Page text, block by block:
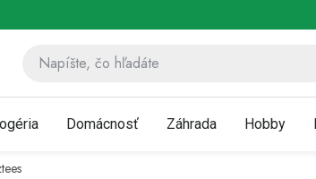
Domácnosť Záhrada Hobby